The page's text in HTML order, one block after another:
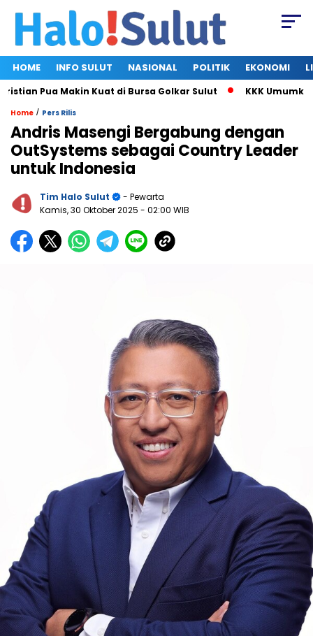
HOME INFO SULUT NASIONAL POLITIK EKONOMI
Pua Makin Kuat di Bursa Golkar Sulut KKK Umumkan
Home / Pers Rilis
Andris Masengi Bergabung dengan
OutSystems sebagai Country Leader
untuk Indonesia
Tim Halo Sulut
- Pewarta
Kamis, 30 Oktober 2025 - 02:00 WIB